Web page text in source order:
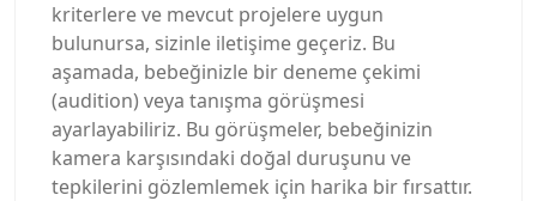
kriterlere ve mevcut projelere uygun
bulunursa, sizinle iletişime geçeriz. Bu
aşamada, bebeğinizle bir deneme çekimi
(audition) veya tanışma görüşmesi
ayarlayabiliriz. Bu görüşmeler, bebeğinizin
kamera karşısındaki doğal duruşunu ve
tepkilerini gözlemlemek için harika bir fırsattır.